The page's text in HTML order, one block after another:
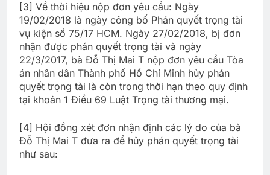
[3] Về thời hiệu nộp đơn yêu cầu: Ngày
19/02/2018 là ngày công bố Phán quyết trọng tài
vụ kiện số 75/17 HCM. Ngày 27/02/2018, bị đơn
nhận được phán quyết trọng tài và ngày
22/3/2017, bà Đỗ Thị Mai T nộp đơn yêu cầu Tòa
án nhân dân Thành phố Hồ Chí Minh hủy phán
quyết trọng tài là còn trong thời hạn theo quy định
tại khoản 1 Điều 69 Luật Trọng tài thương mại.
[4] Hội đồng xét đơn nhận định các lý do của bà
Đỗ Thị Mai T đưa ra để hủy phán quyết trọng tài
như sau: